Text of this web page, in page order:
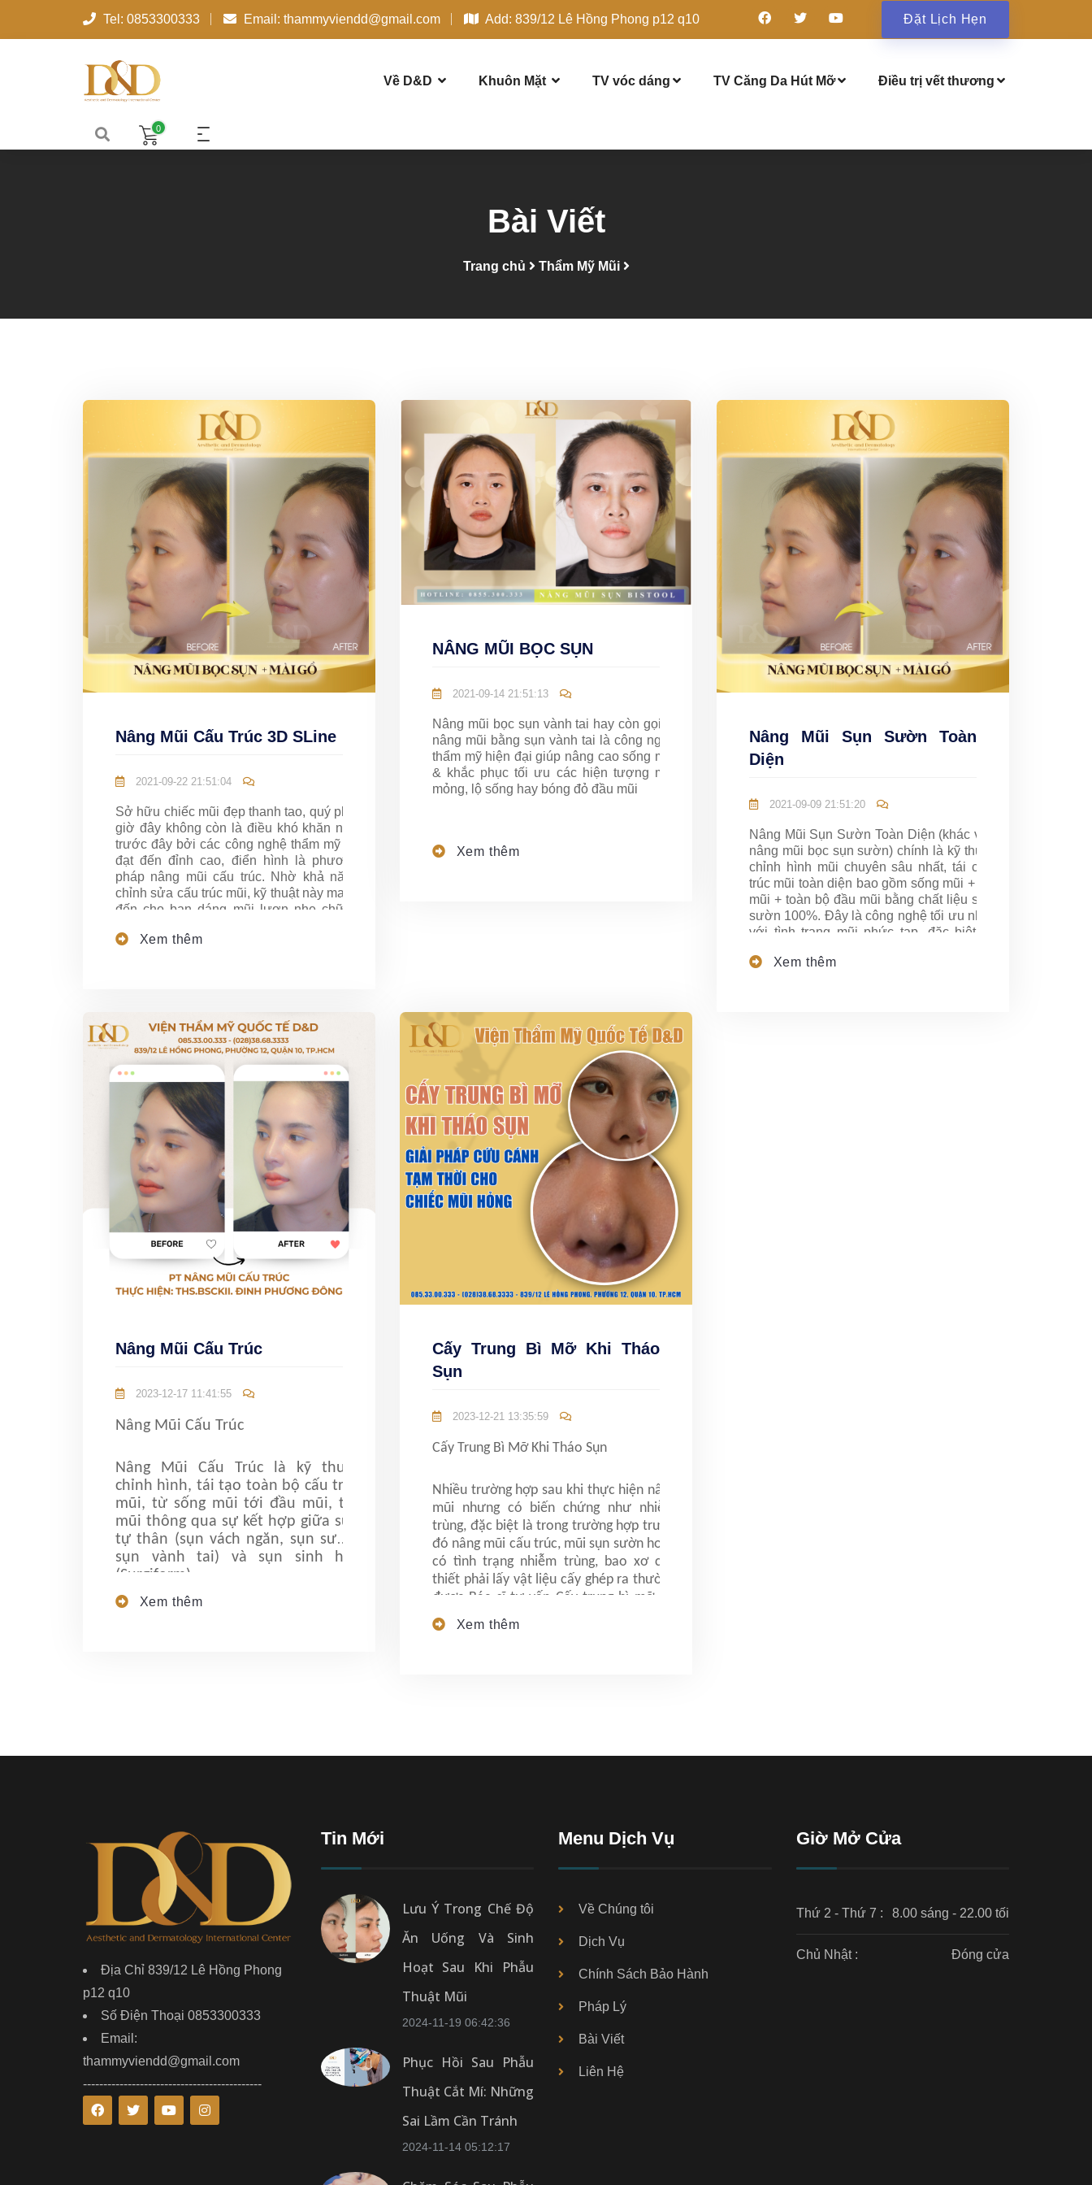
Tel: 0853300333 Email: thammyviendd@gmail.com Add: 839/12 Lê Hồng Phong p12 q10 Đặt Lịch Hẹn
Về D&D Khuôn Mặt TV vóc dáng TV Căng Da Hút Mỡ Điều trị vết thương
0
Bài Viết
Trang chủ Thẩm Mỹ Mũi
Nâng Mũi Cấu Trúc 3D SLine
2021-09-22 21:51:04
Sở hữu chiếc mũi đẹp thanh tao, quý phái
giờ đây không còn là điều khó khăn như
trước đây bởi các công nghệ thẩm mỹ đã
đạt đến đỉnh cao, điển hình là phương
pháp nâng mũi cấu trúc. Nhờ khả năng
chỉnh sửa cấu trúc mũi, kỹ thuật này mang
đến cho bạn dáng mũi lượn nhẹ chữ S
Mũi Cấu Trúc 3D Sline
Xem thêm
NÂNG MŨI BỌC SỤN
2021-09-14 21:51:13
Nâng mũi bọc sụn vành tai hay còn gọi là
nâng mũi bằng sụn vành tai là công nghệ
thẩm mỹ hiện đại giúp nâng cao sống mũi
& khắc phục tối ưu các hiện tượng mũi
mỏng, lộ sống hay bóng đỏ đầu mũi
Xem thêm
Nâng Mũi Sụn Sườn Toàn
Diện
2021-09-09 21:51:20
Nâng Mũi Sụn Sườn Toàn Diện (khác với
nâng mũi bọc sụn sườn) chính là kỹ thuật
chỉnh hình mũi chuyên sâu nhất, tái cấu
trúc mũi toàn diện bao gồm sống mũi + trụ
mũi + toàn bộ đầu mũi bằng chất liệu sụn
sườn 100%. Đây là công nghệ tối ưu nhất
với tình trạng mũi phức tạp, đặc biệt là
Xem thêm
Nâng Mũi Cấu Trúc
2023-12-17 11:41:55
Nâng Mũi Cấu Trúc
Nâng Mũi Cấu Trúc là kỹ thuật
chỉnh hình, tái tạo toàn bộ cấu trúc
mũi, từ sống mũi tới đầu mũi, trụ
mũi thông qua sự kết hợp giữa sụn
tự thân (sụn vách ngăn, sụn sườn,
sụn vành tai) và sụn sinh học
(Surgiform).
Xem thêm
Cấy Trung Bì Mỡ Khi Tháo
Sụn
2023-12-21 13:35:59
Cấy Trung Bì Mỡ Khi Tháo Sụn
Nhiều trường hợp sau khi thực hiện nâng
mũi nhưng có biến chứng như nhiễm
trùng, đặc biệt là trong trường hợp trước
đó nâng mũi cấu trúc, mũi sụn sườn hoặc
có tình trạng nhiễm trùng, bao xơ cần
thiết phải lấy vật liệu cấy ghép ra thường
được Bác sĩ tư vấn Cấy trung bì mỡ khi
tháo sụn, đây là biện pháp giúp hạn chế
tối đa những biến chứng không mong
Xem thêm
Địa Chỉ 839/12 Lê Hồng Phong
p12 q10
Số Điện Thoại 0853300333
Email:
thammyviendd@gmail.com
--------------------------------------------
Tin Mới
Lưu Ý Trong Chế Độ
Ăn Uống Và Sinh
Hoạt Sau Khi Phẫu
Thuật Mũi
2024-11-19 06:42:36
Phục Hồi Sau Phẫu
Thuật Cắt Mí: Những
Sai Lầm Cần Tránh
2024-11-14 05:12:17
Menu Dịch Vụ
Về Chúng tôi
Dịch Vụ
Chính Sách Bảo Hành
Pháp Lý
Bài Viết
Liên Hệ
Giờ Mở Cửa
Thứ 2 - Thứ 7 : 8.00 sáng - 22.00 tối
Chủ Nhật : Đóng cửa